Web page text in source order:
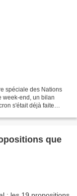
spéciale des Nations
week-end, un bilan
s'était déjà faite
que